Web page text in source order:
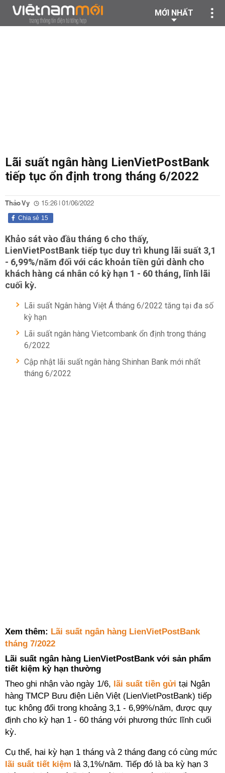
MỚI NHẤT
Lãi suất ngân hàng LienVietPostBank
tiếp tục ổn định trong tháng 6/2022
Thảo Vy 15:26 | 01/06/2022
15
Chia sẻ
Khảo sát vào đầu tháng 6 cho thấy,
LienVietPostBank tiếp tục duy trì khung lãi suất 3,1
- 6,99%/năm đối với các khoản tiền gửi dành cho
khách hàng cá nhân có kỳ hạn 1 - 60 tháng, lĩnh lãi
cuối kỳ.
Lãi suất Ngân hàng Việt Á tháng 6/2022 tăng tại đa số
kỳ hạn
Lãi suất ngân hàng Vietcombank ổn định trong tháng
6/2022
Cập nhật lãi suất ngân hàng Shinhan Bank mới nhất
tháng 6/2022
Xem thêm: Lãi suất ngân hàng LienVietPostBank
tháng 7/2022
Lãi suất ngân hàng LienVietPostBank với sản phẩm
tiết kiệm kỳ hạn thường
Theo ghi nhận vào ngày 1/6, lãi suất tiền gửi tại Ngân
hàng TMCP Bưu điện Liên Việt (LienVietPostBank) tiếp
tục không đổi trong khoảng 3,1 - 6,99%/năm, được quy
định cho kỳ hạn 1 - 60 tháng với phương thức lĩnh cuối
kỳ.
Cụ thể, hai kỳ hạn 1 tháng và 2 tháng đang có cùng mức
lãi suất tiết kiệm là 3,1%/năm. Tiếp đó là ba kỳ hạn 3